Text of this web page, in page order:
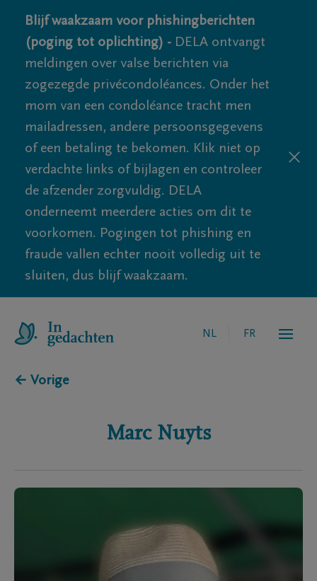
Blijf waakzaam voor phishingberichten
(poging tot oplichting) - DELA ontvangt
meldingen over valse berichten via
zogezegde privécondoléances. Onder het
mom van een condoléance tracht men
mailadressen, andere persoonsgegevens
of een betaling te bekomen. Klik niet op
verdachte links of bijlagen en controleer
de afzender zorgvuldig. DELA
onderneemt meerdere acties om dit te
voorkomen. Pogingen tot phishing en
fraude vallen echter nooit volledig uit te
sluiten, dus blijf waakzaam.
NL FR
← Vorige
Marc Nuyts